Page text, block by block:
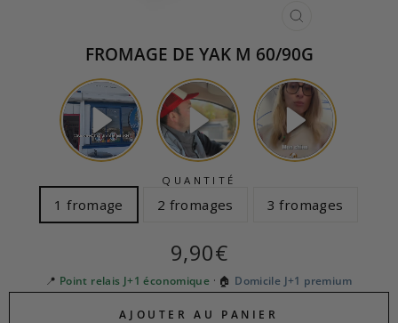
FROMAGE DE YAK M 60/90G
QUANTITÉ
1 fromage 2 fromages 3 fromages
Prix
régulier
9,90€
📍 Point relais J+1 économique · 🏠 Domicile J+1 premium
AJOUTER AU PANIER